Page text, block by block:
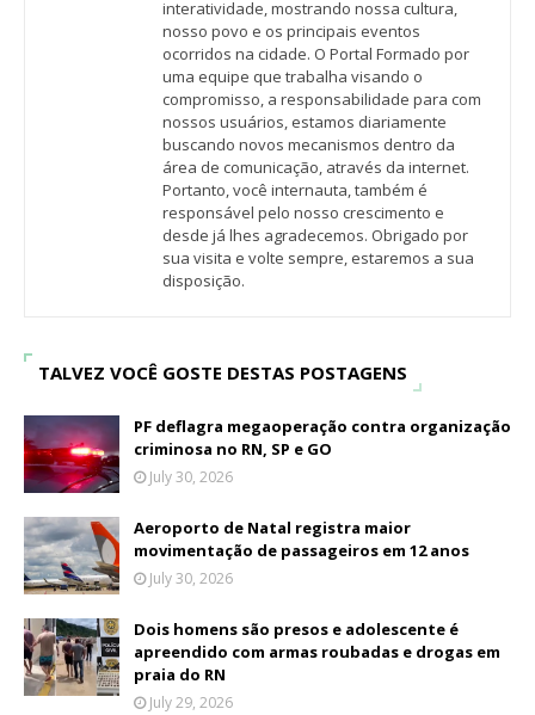
interatividade, mostrando nossa cultura,
nosso povo e os principais eventos
ocorridos na cidade. O Portal Formado por
uma equipe que trabalha visando o
compromisso, a responsabilidade para com
nossos usuários, estamos diariamente
buscando novos mecanismos dentro da
área de comunicação, através da internet.
Portanto, você internauta, também é
responsável pelo nosso crescimento e
desde já lhes agradecemos. Obrigado por
sua visita e volte sempre, estaremos a sua
disposição.
TALVEZ VOCÊ GOSTE DESTAS POSTAGENS
PF deflagra megaoperação contra organização
criminosa no RN, SP e GO
July 30, 2026
Aeroporto de Natal registra maior
movimentação de passageiros em 12 anos
July 30, 2026
Dois homens são presos e adolescente é
apreendido com armas roubadas e drogas em
praia do RN
July 29, 2026